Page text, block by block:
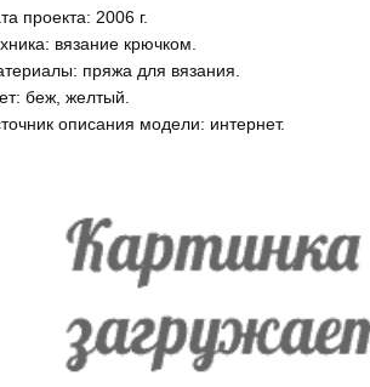
проекта: 2006 г.
вязание крючком.
пряжа для вязания.
беж, желтый.
описания модели: интернет.